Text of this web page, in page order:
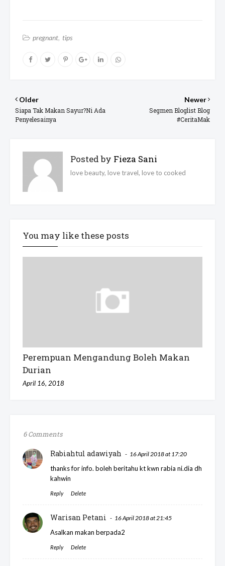
pregnant tips
Newer
Segmen Bloglist Blog
#CeritaMak
Older
Siapa Tak Makan Sayur?Ni Ada
Penyelesainya
Posted by Fieza Sani
love beauty, love travel, love to cooked
You may like these posts
Perempuan Mengandung Boleh Makan
Durian
April 16, 2018
6 Comments
Rabiahtul adawiyah 16 April 2018 at 17:20
thanks for info. boleh beritahu kt kwn rabia ni.dia dh
kahwin
Reply Delete
Warisan Petani 16 April 2018 at 21:45
Asalkan makan berpada2
Reply Delete